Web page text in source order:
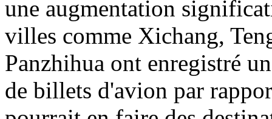
une augmentation
villes comme Xichang,
Panzhihua ont enregistré
de billets d'avion par